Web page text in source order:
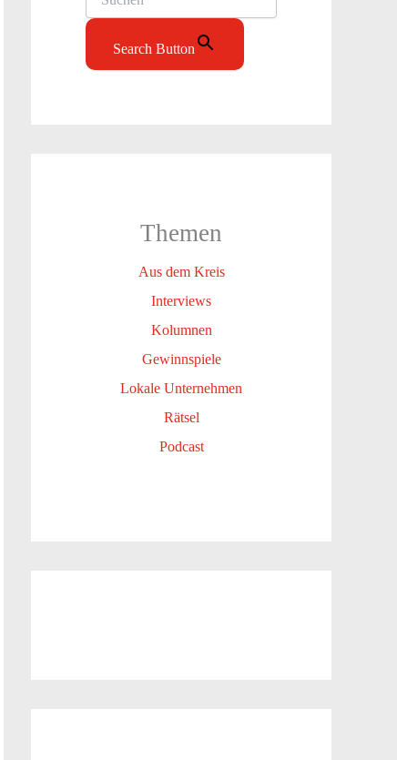
Search Button
Themen
Aus dem Kreis
Interviews
Kolumnen
Gewinnspiele
Lokale Unternehmen
Rätsel
Podcast